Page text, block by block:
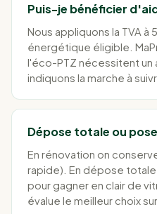
Puis-je bénéficier
Nous appliquons la TVA à
énergétique éligible.
l'éco-PTZ nécessitent un
indiquons la marche à
Dépose totale ou
En rénovation on
rapide). En dépose
pour gagner en clair de
évalue le meilleur choix